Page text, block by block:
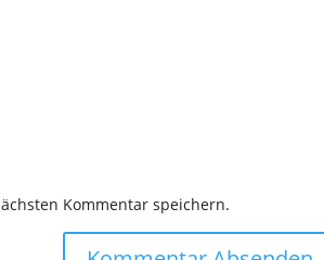
Kommentar speichern.